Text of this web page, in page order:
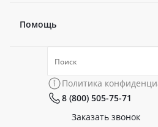
Новости
Политика конфиденциальности
Помощь
Коллекции
Политика
8 (800) 505-75-71
Заказать звонок